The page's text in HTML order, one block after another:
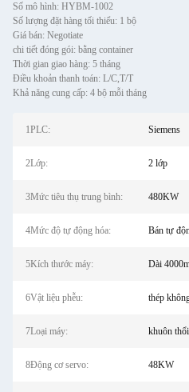
Số mô hình: HYBM-1002
Số lượng đặt hàng tối thiểu: 1 bộ
Giá bán: Negotiate
chi tiết đóng gói: bằng container
Thời gian giao hàng: 5 tháng
Điều khoản thanh toán: L/C,T/T
Khả năng cung cấp: 4 bộ mỗi tháng
1PLC: Siemens
2Lớp: 2 lớp
3Mức tiêu thụ trung bình: 480KW
4Mức độ tự động hóa: Bán tự
5Kích thước máy: Dài
6Vật liệu phễu: thép
7Loại máy: khuôn thổi
8Động cơ servo: 48KW